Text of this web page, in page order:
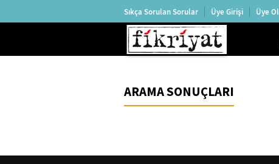
Sıkça Sorulan Sorular Üye Girişi Üye Ol
ARAMA SONUÇLARI